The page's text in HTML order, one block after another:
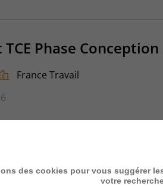
Phase Conception
France Travail
de Projets Travaux
des cookies pour vous suggérer
votre